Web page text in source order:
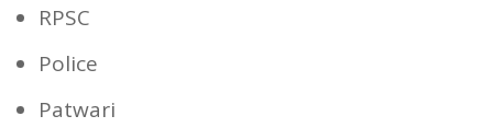
RPSC
Police
Patwari